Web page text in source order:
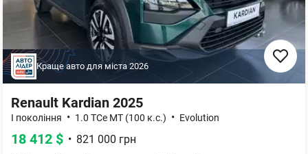
Краще авто для міста 2026
Renault Kardian 2025
I покоління • 1.0 TCe MT (100 к.с.) • Evolution
18 412 $ • 821 000 грн